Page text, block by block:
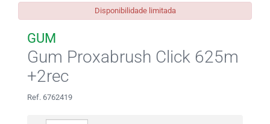
Disponibilidade limitada
GUM
Gum Proxabrush Click 625m
+2rec
Ref. 6762419